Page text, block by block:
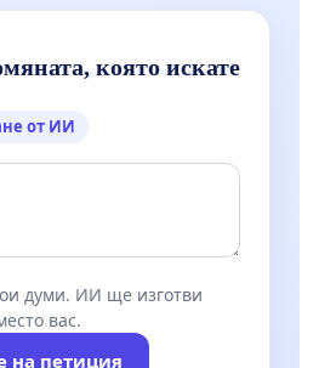
която искате
от ИИ
думи. ИИ ще изготви
вас.
на петиция